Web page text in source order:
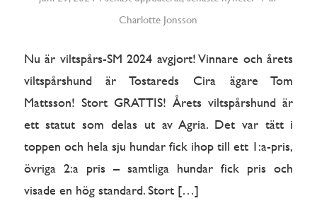
Charlotte Jonsson
Nu är viltspårs-SM 2024 avgjort! Vinnare och årets
viltspårshund är Tostareds Cira ägare Tom
Mattsson! Stort GRATTIS! Årets viltspårshund är
ett statut som delas ut av Agria. Det var tätt i
toppen och hela sju hundar fick ihop till ett 1:a-pris,
övriga 2:a pris – samtliga hundar fick pris och
visade en hög standard. Stort […]